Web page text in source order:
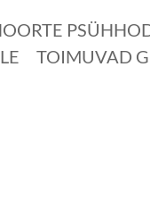
TOIMUVAD